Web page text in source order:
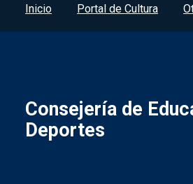
Menú del pie
Inicio Portal de Cultura
Consejería de
Deportes